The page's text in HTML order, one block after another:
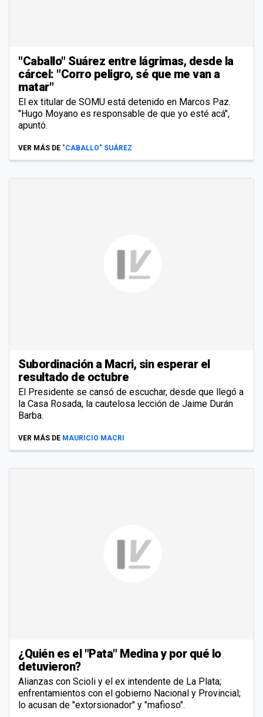
"Caballo" Suárez entre lágrimas, desde la
cárcel: "Corro peligro, sé que me van a
matar"
El ex titular de SOMU está detenido en Marcos Paz.
"Hugo Moyano es responsable de que yo esté acá",
apuntó.
VER MÁS DE "CABALLO" SUÁREZ
Subordinación a Macri, sin esperar el
resultado de octubre
El Presidente se cansó de escuchar, desde que llegó a
la Casa Rosada, la cautelosa lección de Jaime Durán
Barba.
VER MÁS DE MAURICIO MACRI
¿Quién es el "Pata" Medina y por qué lo
detuvieron?
Alianzas con Scioli y el ex intendente de La Plata;
enfrentamientos con el gobierno Nacional y Provincial;
lo acusan de "extorsionador" y "mafioso".